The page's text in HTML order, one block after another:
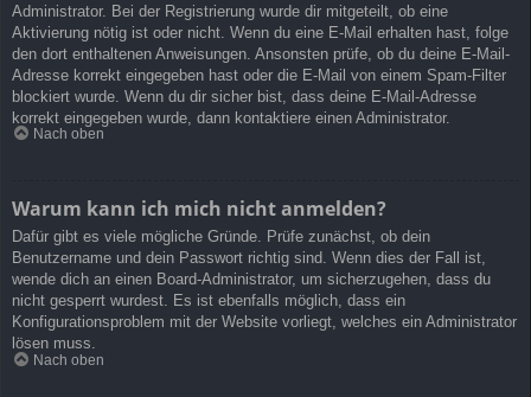
Administrator. Bei der Registrierung wurde dir mitgeteilt, ob eine
Aktivierung nötig ist oder nicht. Wenn du eine E-Mail erhalten hast, folge
den dort enthaltenen Anweisungen. Ansonsten prüfe, ob du deine E-Mail-
Adresse korrekt eingegeben hast oder die E-Mail von einem Spam-Filter
blockiert wurde. Wenn du dir sicher bist, dass deine E-Mail-Adresse
korrekt eingegeben wurde, dann kontaktiere einen Administrator.
Nach oben
Warum kann ich mich nicht anmelden?
Dafür gibt es viele mögliche Gründe. Prüfe zunächst, ob dein
Benutzername und dein Passwort richtig sind. Wenn dies der Fall ist,
wende dich an einen Board-Administrator, um sicherzugehen, dass du
nicht gesperrt wurdest. Es ist ebenfalls möglich, dass ein
Konfigurationsproblem mit der Website vorliegt, welches ein Administrator
lösen muss.
Nach oben